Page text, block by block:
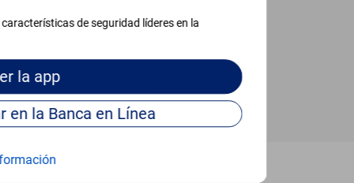
de seguridad líderes en la
la app
Continúe para entrar en la Banca en Línea